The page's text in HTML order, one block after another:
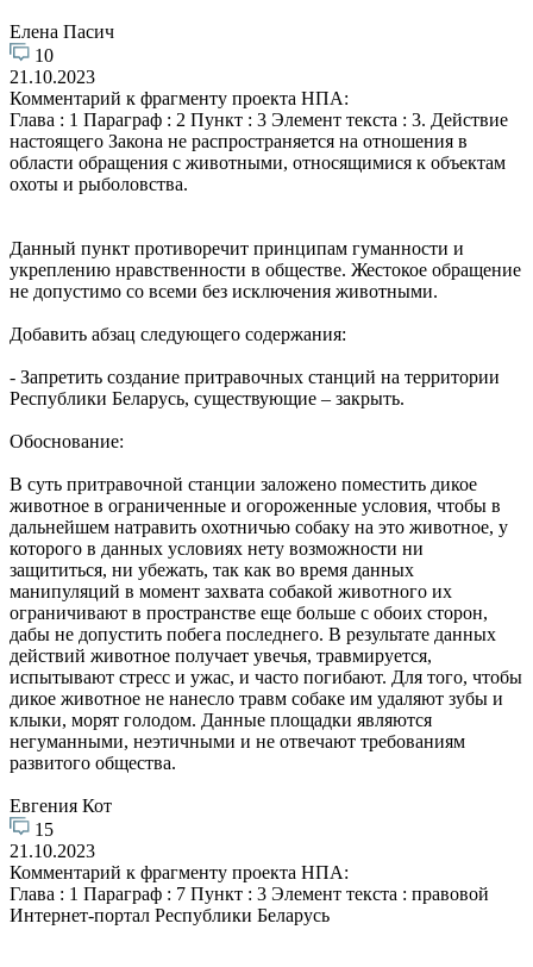
Елена Пасич
10
21.10.2023
Комментарий к фрагменту проекта НПА:
Глава : 1 Параграф : 2 Пункт : 3 Элемент текста : 3. Действие
настоящего Закона не распространяется на отношения в
области обращения с животными, относящимися к объектам
охоты и рыболовства.
Данный пункт противоречит принципам гуманности и
укреплению нравственности в обществе. Жестокое обращение
не допустимо со всеми без исключения животными.
Добавить абзац следующего содержания:
- Запретить создание притравочных станций на территории
Республики Беларусь, существующие – закрыть.
Обоснование:
В суть притравочной станции заложено поместить дикое
животное в ограниченные и огороженные условия, чтобы в
дальнейшем натравить охотничью собаку на это животное, у
которого в данных условиях нету возможности ни
защититься, ни убежать, так как во время данных
манипуляций в момент захвата собакой животного их
ограничивают в пространстве еще больше с обоих сторон,
дабы не допустить побега последнего. В результате данных
действий животное получает увечья, травмируется,
испытывают стресс и ужас, и часто погибают. Для того, чтобы
дикое животное не нанесло травм собаке им удаляют зубы и
клыки, морят голодом. Данные площадки являются
негуманными, неэтичными и не отвечают требованиям
развитого общества.
Евгения Кот
15
21.10.2023
Комментарий к фрагменту проекта НПА:
Глава : 1 Параграф : 7 Пункт : 3 Элемент текста : правовой
Интернет-портал Республики Беларусь